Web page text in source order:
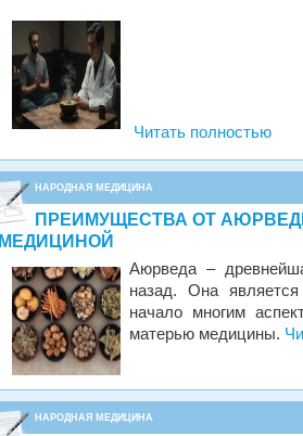
Читать полностью
НАРОДНАЯ МЕДИЦИНА
ПРЕИМУЩЕСТВА ОТ
МЕДИЦИНОЙ
Аюрведа –
назад. Она
начало многим
матерью медицины.
НАРОДНАЯ МЕДИЦИНА